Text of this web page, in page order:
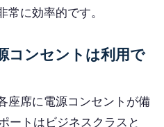
に効率的です。
コンセントは利用で
座席に電源コンセントが備
ートはビジネスクラスと